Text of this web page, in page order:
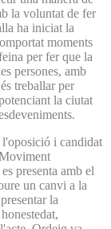
la voluntat de fer
ha iniciat la
moments
per fer que la
persones, amb
treballar per
la ciutat
l'oposició i candidat
presenta amb el
un canvi a la
la